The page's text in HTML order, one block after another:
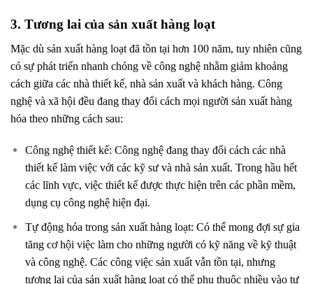
3. Tương lai của sản xuất hàng loạt
Mặc dù sản xuất hàng loạt đã tồn tại hơn 100 năm, tuy nhiên cũng
có sự phát triển nhanh chóng về công nghệ nhằm giảm khoảng
cách giữa các nhà thiết kế, nhà sản xuất và khách hàng. Công
nghệ và xã hội đều đang thay đổi cách mọi người sản xuất hàng
hóa theo những cách sau:
Công nghệ thiết kế: Công nghệ đang thay đổi cách các nhà
thiết kế làm việc với các kỹ sư và nhà sản xuất. Trong hầu hết
các lĩnh vực, việc thiết kế được thực hiện trên các phần mềm,
dụng cụ công nghệ hiện đại.
Tự động hóa trong sản xuất hàng loạt: Có thể mong đợi sự gia
tăng cơ hội việc làm cho những người có kỹ năng về kỹ thuật
và công nghệ. Các công việc sản xuất vẫn tồn tại, nhưng
tương lai của sản xuất hàng loạt có thể phụ thuộc nhiều vào tự